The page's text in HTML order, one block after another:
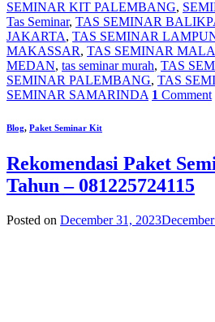
SEMINAR KIT PALEMBANG,
Tas Seminar, TAS SEMINAR
JAKARTA, TAS SEMINAR
MAKASSAR, TAS SEMINAR
MEDAN, tas seminar murah, TAS
SEMINAR PALEMBANG, TAS
SEMINAR SAMARINDA 1 Comment
Blog, Paket Seminar Kit
Rekomendasi Paket
Tahun – 081225724115
Posted on December 31, 2023